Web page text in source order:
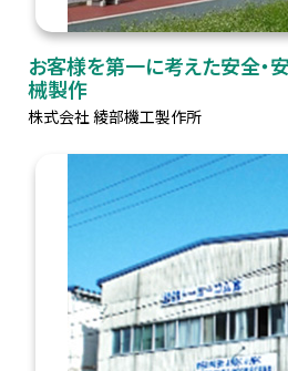
お客様を第一に考えた安全・
械製作
株式会社 綾部機工製作所